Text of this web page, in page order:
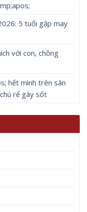
5 tuổi gặp may
với con, chồng
hết mình trên sân
rể gây sốt